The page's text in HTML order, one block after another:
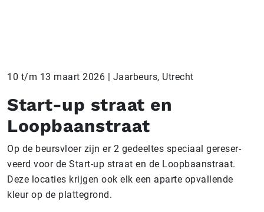
10 t/m 13 maart 2026 | Jaarbeurs, Utrecht
Start-up straat en
Loopbaanstraat
Op de beursvloer zijn er 2 gedeeltes speciaal ge­re­ser­
veerd voor de Start-up straat en de Loop­baan­straat.
Deze locaties krijgen ook elk een aparte opvallende
kleur op de plattegrond.